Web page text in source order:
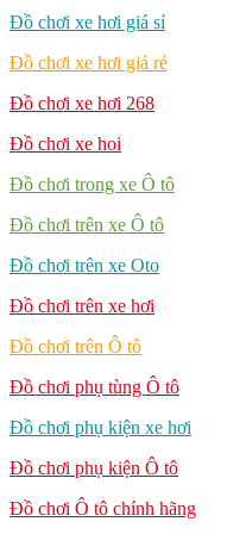
Đồ chơi xe hơi giá sỉ
Đồ chơi xe hơi giá rẻ
Đồ chơi xe hơi 268
Đồ chơi xe hoi
Đồ chơi trong xe Ô tô
Đồ chơi trên xe Ô tô
Đồ chơi trên xe Oto
Đồ chơi trên xe hơi
Đồ chơi trên Ô tô
Đồ chơi phụ tùng Ô tô
Đồ chơi phụ kiện xe hơi
Đồ chơi phụ kiện Ô tô
Đồ chơi Ô tô chính hãng